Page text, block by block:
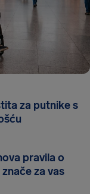
za putnike s
pravila o
za vas